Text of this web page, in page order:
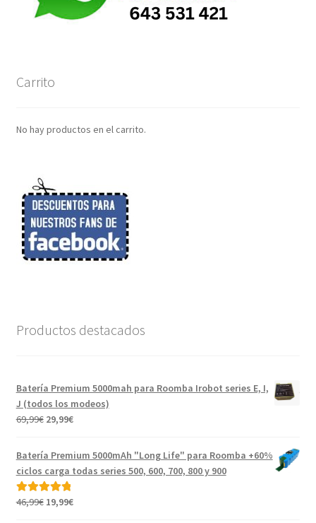
Carrito
No hay productos en el carrito.
Productos destacados
Batería Premium 5000mah para Roomba Irobot series E, I,
J (todos los modeos)
69,99€ El
original
69,99€.
29,99€El
actual
es:
Batería Premium 5000mAh "Long Life" para Roomba +60%
ciclos carga todas series 500, 600, 700, 800 y 900
Valorado con
46,99€ El
19,99€El